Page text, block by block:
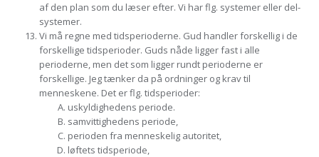
af den plan som du læser efter. Vi har flg. systemer eller del-
systemer.
Vi må regne med tidsperioderne. Gud handler forskellig i de
forskellige tidsperioder. Guds nåde ligger fast i alle
perioderne, men det som ligger rundt perioderne er
forskellige. Jeg tænker da på ordninger og krav til
menneskene. Det er flg. tidsperioder:
uskyldighedens periode.
samvittighedens periode,
perioden fra menneskelig autoritet,
løftets tidsperiode,